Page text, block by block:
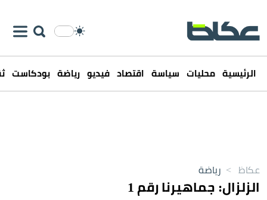
الرئيسية محليات سياسة اقتصاد فيديو رياضة بودكاست
عكاظ > رياضة
الزلزال: جماهيرنا رقم 1